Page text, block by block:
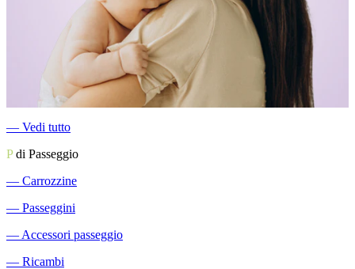
― Vedi tutto
Pdi Passeggio
― Carrozzine
― Passeggini
― Accessori passeggio
― Ricambi